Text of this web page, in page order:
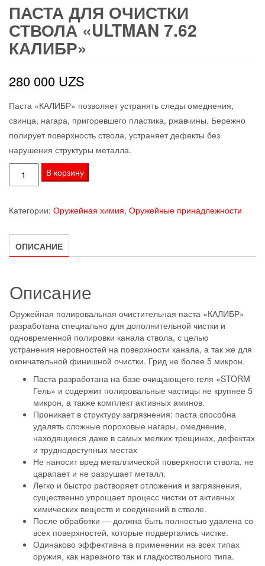
ПАСТА ДЛЯ ОЧИСТКИ
СТВОЛА «ULTMAN 7.62
КАЛИБР»
280 000 UZS
Паста «КАЛИБР» позволяет устранять следы омеднения,
свинца, нагара, пригоревшего пластика, ржавчины. Бережно
полирует поверхность ствола, устраняет дефекты без
нарушения структуры металла.
Количество
товара
для
ствола
«Ultman
КАЛИБР»
В корзину
Категории: Оружейная химия, Оружейные принадлежности
ОПИСАНИЕ
Описание
Оружейная полировальная очистительная паста «КАЛИБР»
разработана специально для дополнительной чистки и
одновременной полировки канала ствола, с целью
устранения неровностей на поверхности канала, а так же для
окончательной финишной очистки. Грид не более 5 микрон.
Паста разработана на базе очищающего геля «STORM
Гель» и содержит полировальные частицы не крупнее 5
микрон, а также комплект активных аминов.
Проникает в структуру загрязнения: паста способна
удалять сложные пороховые нагары, омеднение,
находящиеся даже в самых мелких трещинах, дефектах
и труднодоступных местах
Не наносит вред металлической поверхности ствола, не
царапает и не разрушает металл.
Легко и быстро растворяет отложения и загрязнения,
существенно упрощает процесс чистки от активных
химических веществ и соединений в стволе.
После обработки — должна быть полностью удалена со
всех поверхностей, которые подвергались чистке.
Одинаково эффективна в применении на всех типах
оружия, как нарезного так и гладкоствольного типа.